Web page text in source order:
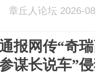
章丘人论坛 2026-
报网传“奇
谋长说车”